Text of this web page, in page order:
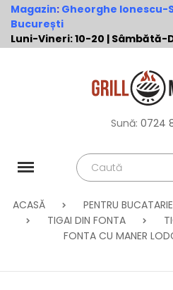
Magazin: Gheorghe Ionescu-
București
Luni-Vineri: 10-20 | Sâmbătă-
Sună: 0724
ACASĂ
PENTRU BUCATARIE
TIGAI DIN FONTA
FONTA CU MANER